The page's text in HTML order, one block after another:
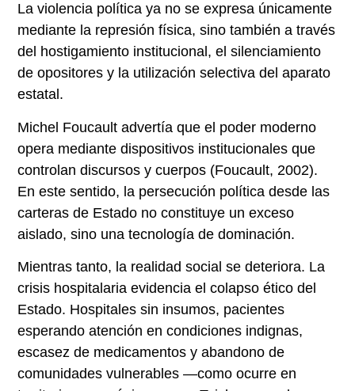
La violencia política ya no se expresa únicamente
mediante la represión física, sino también a través
del hostigamiento institucional, el silenciamiento
de opositores y la utilización selectiva del aparato
estatal.
Michel Foucault advertía que el poder moderno
opera mediante dispositivos institucionales que
controlan discursos y cuerpos (Foucault, 2002).
En este sentido, la persecución política desde las
carteras de Estado no constituye un exceso
aislado, sino una tecnología de dominación.
Mientras tanto, la realidad social se deteriora. La
crisis hospitalaria evidencia el colapso ético del
Estado. Hospitales sin insumos, pacientes
esperando atención en condiciones indignas,
escasez de medicamentos y abandono de
comunidades vulnerables —como ocurre en